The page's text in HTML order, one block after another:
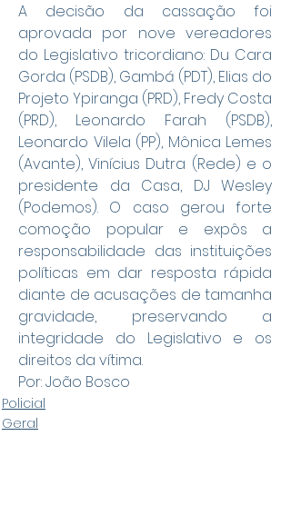
A decisão da cassação foi
aprovada por nove vereadores
do Legislativo tricordiano: Du Cara
Gorda (PSDB), Gambá (PDT), Elias do
Projeto Ypiranga (PRD), Fredy Costa
(PRD), Leonardo Farah (PSDB),
Leonardo Vilela (PP), Mônica Lemes
(Avante), Vinícius Dutra (Rede) e o
presidente da Casa, DJ Wesley
(Podemos). O caso gerou forte
comoção popular e expôs a
responsabilidade das instituições
políticas em dar resposta rápida
diante de acusações de tamanha
gravidade, preservando a
integridade do Legislativo e os
direitos da vítima.
Por: João Bosco
Policial
Geral